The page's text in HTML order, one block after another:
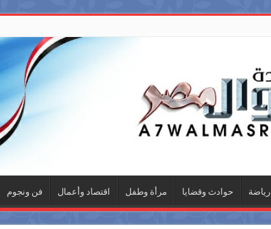
رياضة حوادث وقضايا مرأة وطفل اقتصاد وأعمال فن ونجوم